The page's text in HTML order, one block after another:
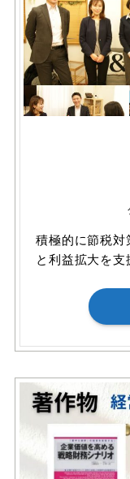
積極的に節税対
と利益拡大を